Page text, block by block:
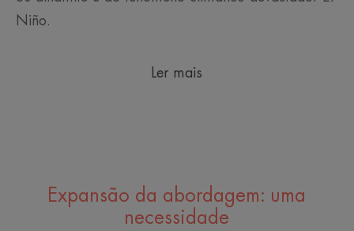
Niño.
Ler mais
Expansão da abordagem: uma
necessidade